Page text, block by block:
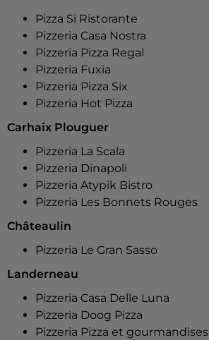
Pizza Si Ristorante
Pizzeria Casa Nostra
Pizzeria Pizza Regal
Pizzeria Fuxia
Pizzeria Pizza Six
Pizzeria Hot Pizza
Carhaix Plouguer
Pizzeria La Scala
Pizzeria Dinapoli
Pizzeria Atypik Bistro
Pizzeria Les Bonnets Rouges
Châteaulin
Pizzeria Le Gran Sasso
Landerneau
Pizzeria Casa Delle Luna
Pizzeria Doog Pizza
Pizzeria Pizza et gourmandises